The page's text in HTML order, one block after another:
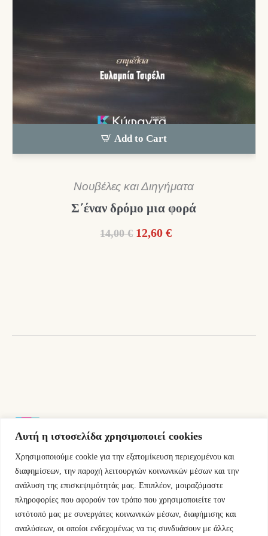
Αυτή η ιστοσελίδα χρησιμοποιεί cookies
Χρησιμοποιούμε cookie για την εξατομίκευση περιεχομένου και
διαφημίσεων, την παροχή λειτουργιών κοινωνικών μέσων και την
ανάλυση της επισκεψιμότητάς μας. Επιπλέον, μοιραζόμαστε
πληροφορίες που αφορούν τον τρόπο που χρησιμοποιείτε τον
ιστότοπό μας με συνεργάτες κοινωνικών μέσων, διαφήμισης και
αναλύσεων, οι οποίοι ενδεχομένως να τις συνδυάσουν με άλλες
Add to Cart
Νουβέλες και Διηγήματα
Σ΄έναν δρόμο μια φορά
14,00 € Original
12,60 €Η
Εμμ.Μπενάκη 76 10681 Αθήνα Ελλάδα.
+30.2110084023
info@kyfantabooks.gr